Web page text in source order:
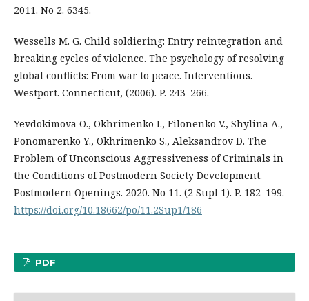
2011. No 2. 6345.
Wessells M. G. Child soldiering: Entry reintegration and
breaking cycles of violence. The psychology of resolving
global conflicts: From war to peace. Interventions.
Westport. Connecticut, (2006). P. 243–266.
Yevdokimova O., Okhrimenko I., Filonenko V., Shylina A.,
Ponomarenko Y., Okhrimenko S., Aleksandrov D. The
Problem of Unconscious Aggressiveness of Criminals in
the Conditions of Postmodern Society Development.
Postmodern Openings. 2020. No 11. (2 Supl 1). P. 182–199.
https://doi.org/10.18662/po/11.2Sup1/186
PDF